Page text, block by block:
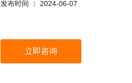
发布时间 ： 2024-06-07
立即咨询